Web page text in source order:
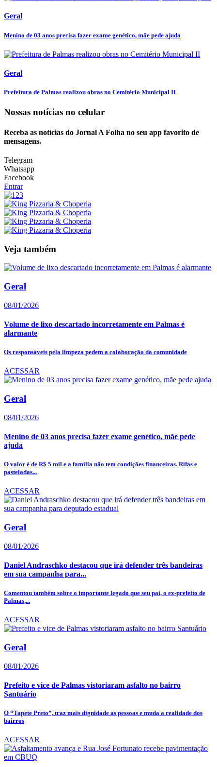
Geral
Menino de 03 anos precisa fazer exame genético, mãe pede ajuda
Geral
Prefeitura de Palmas realizou obras no Cemitério Municipal II
Nossas notícias no celular
Receba as notícias do Jornal A Folha no seu app favorito de
mensagens.
Telegram
Whatsapp
Facebook
Entrar
Veja também
Geral
08/01/2026
Volume de lixo descartado incorretamente em Palmas é
alarmante
Os responsáveis pela limpeza pedem a colaboração da comunidade
ACESSAR
Geral
08/01/2026
Menino de 03 anos precisa fazer exame genético, mãe pede
ajuda
O valor é de R$ 5 mil e a família não tem condições financeiras. Rifas e
pasteladas...
ACESSAR
Geral
08/01/2026
Daniel Andraschko destacou que irá defender três bandeiras
em sua campanha para...
Comentou também sobre o importante legado que seu pai, o ex-prefeito de
Palmas,...
ACESSAR
Geral
08/01/2026
Prefeito e vice de Palmas vistoriaram asfalto no bairro
Santuário
O “Tapete Preto”, traz mais dignidade as pessoas e muda a realidade dos
bairros
ACESSAR